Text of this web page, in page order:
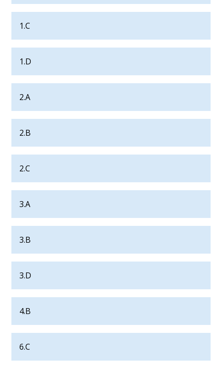
1.C
1.D
2.A
2.B
2.C
3.A
3.B
3.D
4.B
6.C